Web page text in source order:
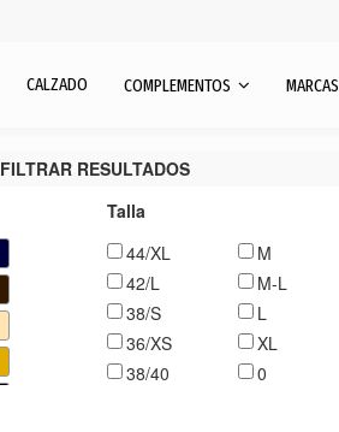
CALZADO COMPLEMENTOS MARCAS
FILTRAR RESULTADOS
Talla
44/XL
42/L
38/S
36/XS
38/40
M
M-L
L
XL
0